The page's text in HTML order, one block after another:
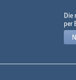
Die
per